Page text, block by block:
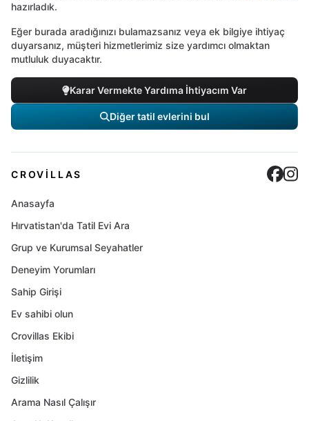
hazırladık.
Eğer burada aradığınızı bulamazsanız veya ek bilgiye ihtiyaç
duyarsanız, müşteri hizmetlerimiz size yardımcı olmaktan
mutluluk duyacaktır.
Karar Vermekte Yardıma İhtiyacım Var
Diğer tatil evlerini bul
CROVILLAS
Anasayfa
Hırvatistan'da Tatil Evi Ara
Grup ve Kurumsal Seyahatler
Deneyim Yorumları
Sahip Girişi
Ev sahibi olun
Crovillas Ekibi
İletişim
Gizlilik
Arama Nasıl Çalışır